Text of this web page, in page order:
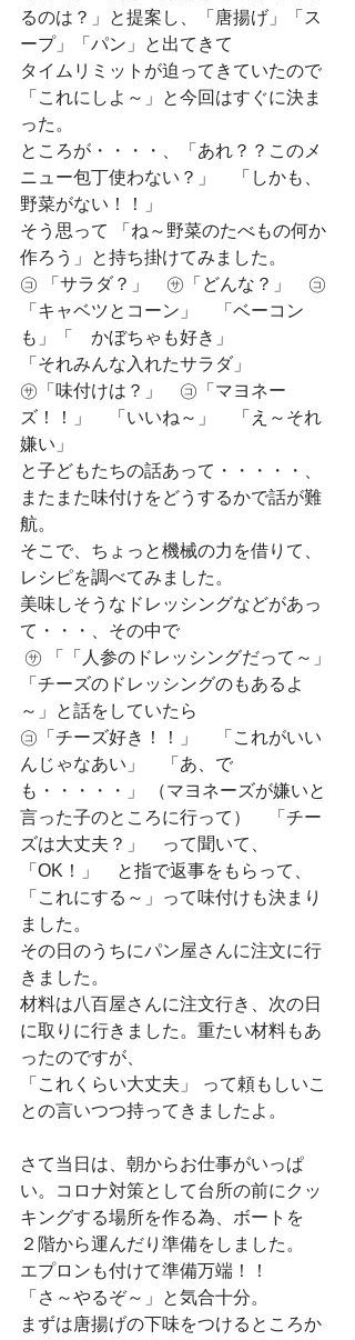
るのは？」と提案し、「唐揚げ」「ス
ープ」「パン」と出てきて
タイムリミットが迫ってきていたので
「これにしよ～」と今回はすぐに決ま
った。
ところが・・・・、「あれ？？このメ
ニュー包丁使わない？」　「しかも、
野菜がない！！」
そう思って 「ね～野菜のたべもの何か
作ろう」と持ち掛けてみました。
㋙ 「サラダ？」　㋚「どんな？」　㋙
「キャベツとコーン」　「ベーコン
も」「　かぼちゃも好き」
「それみんな入れたサラダ」
㋚「味付けは？」　㋙「マヨネー
ズ！！」　「いいね～」　「え～それ
嫌い」
と子どもたちの話あって・・・・・、
またまた味付けをどうするかで話が難
航。
そこで、ちょっと機械の力を借りて、
レシピを調べてみました。
美味しそうなドレッシングなどがあっ
て・・・、その中で
「チーズのドレッシングのもあるよ
～」と話をしていたら
㋙「チーズ好き！！」　「これがいい
んじゃなあい」　「あ、で
も・・・・・」 （マヨネーズが嫌いと
言った子のところに行って）　「チー
ズは大丈夫？」　って聞いて、
「OK！」　と指で返事をもらって、
「これにする～」って味付けも決まり
ました。
その日のうちにパン屋さんに注文に行
きました。
材料は八百屋さんに注文行き、次の日
に取りに行きました。重たい材料もあ
ったのですが、
「これくらい大丈夫」 って頼もしいこ
との言いつつ持ってきましたよ。
さて当日は、朝からお仕事がいっぱ
い。コロナ対策として台所の前にクッ
キングする場所を作る為、ボートを
２階から運んだり準備をしました。
エプロンも付けて準備万端！！
「さ～やるぞ～」と気合十分。
まずは唐揚げの下味をつけるところか